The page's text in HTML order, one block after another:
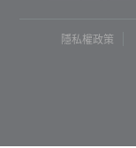
隱私權政策